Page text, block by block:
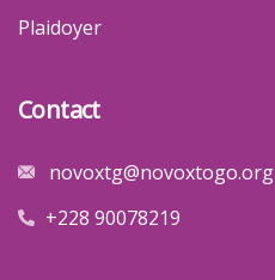
Plaidoyer
Contact
novoxtg@novoxtogo.org
+228 90078219